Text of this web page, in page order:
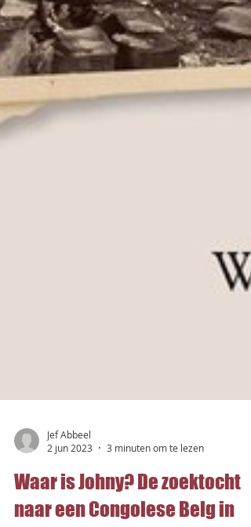
2 jun 2023
3 minuten om te lezen
Waar is Johny? De zoektocht